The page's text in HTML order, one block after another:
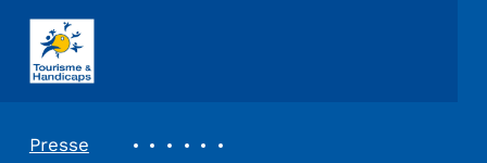
ASSOCIATION TOURISME ET HANDICAPS
Presse